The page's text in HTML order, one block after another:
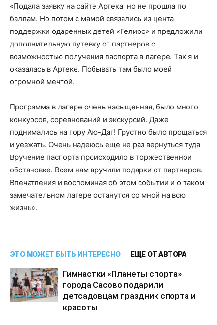
«Подала заявку на сайте Артека, но не прошла по
баллам. Но потом с мамой связались из цента
поддержки одаренных детей «Гелиос» и предложили
дополнительную путевку от партнеров с
возможностью получения паспорта в лагере. Так я и
оказалась в Артеке. Побывать там было моей
огромной мечтой.
Программа в лагере очень насыщенная, было много
конкурсов, соревнований и экскурсий. Даже
поднимались на гору Аю-Даг! Грустно было прощаться
и уезжать. Очень надеюсь еще не раз вернуться туда.
Вручение паспорта происходило в торжественной
обстановке. Всем нам вручили подарки от партнеров.
Впечатления и воспоминая об этом событии и о таком
замечательном лагере останутся со мной на всю
жизнь».
ЭТО МОЖЕТ БЫТЬ ИНТЕРЕСНО ЕЩЕ ОТ АВТОРА
Гимнастки «Планеты спорта»
города Сасово подарили
детсадовцам праздник спорта и
красоты